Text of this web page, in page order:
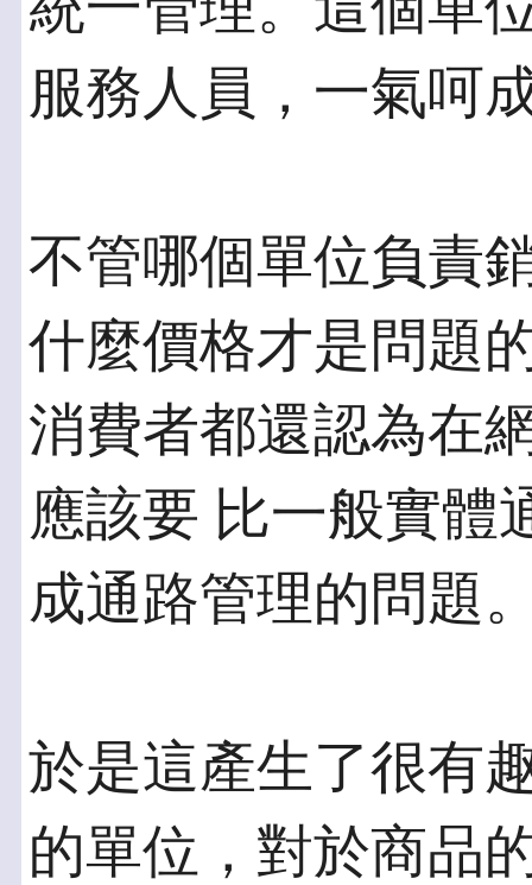
服務人員，一氣呵
不管哪個單位負責
什麼價格才是問題
消費者都還認為在
應該要 比一般實體
成通路管理的問題
於是這產生了很有
的單位，對於商品